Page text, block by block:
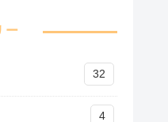
は？宮大工養
い続けられたの
に解説！【タイ